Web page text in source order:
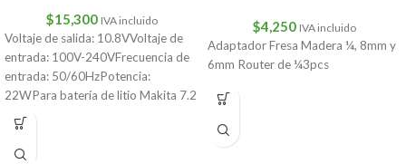
$15,300 IVA incluido
Voltaje de salida: 10.8VVoltaje de
entrada: 100V-240VFrecuencia de
entrada: 50/60HzPotencia:
22WPara batería de litio Makita 7.2
V/10.8VCantidad: 1 ud.
$4,250 IVA incluido
Adaptador Fresa Madera ¼, 8mm y
6mm Router de ¼3pcs